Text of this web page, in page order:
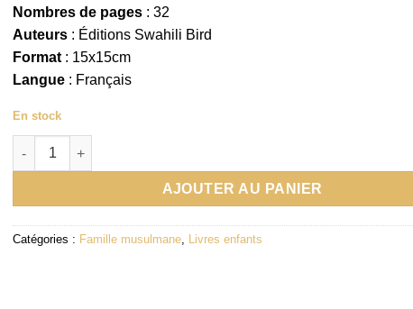
Nombres de pages : 32
Auteurs : Éditions Swahili Bird
Format : 15x15cm
Langue : Français
En stock
quantité de Les loups-koums dans leurs bulle - Éditions Swahili
AJOUTER AU PANIER
Catégories : Famille musulmane, Livres enfants